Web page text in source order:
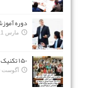
دوره
مارس 11, 2024
۱۵۰ تکنیک بازاریابی فروش دکتر علی خویه
آگوست 30, 2023